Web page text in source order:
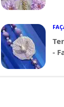
-